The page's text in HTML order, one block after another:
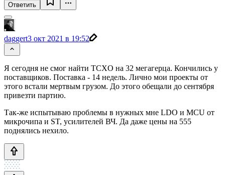
Ответить
daggert3 окт 2021 в 19:52
Я сегодня не смог найти TCXO на 32 мегагерца. Кончились у
поставщиков. Поставка - 14 недель. Лично мои проекты от
этого встали мертвым грузом. До этого обещали до сентября
привезти партию.
Так-же испытываю проблемы в нужных мне LDO и MCU от
микрочипа и ST, усилителей ВЧ. Да даже цены на 555
поднялись нехило.